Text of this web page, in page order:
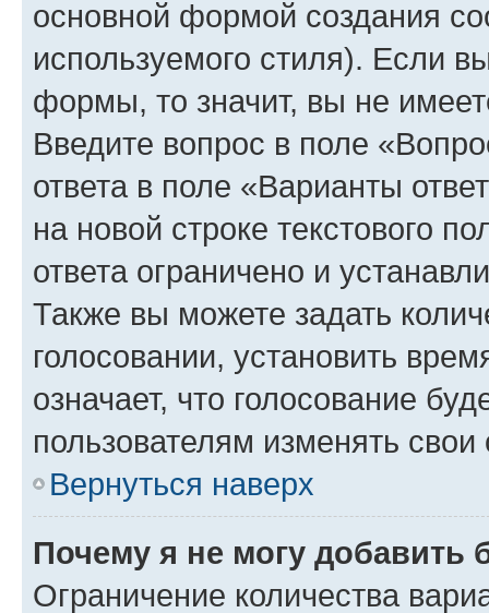
основной формой создания
используемого стиля). Если
формы, то значит, вы не
Введите вопрос в поле
ответа в поле «Варианты
на новой строке текстового
ответа ограничено и
Также вы можете задать
голосовании, установить
означает, что голосование
пользователям изменять свои
Вернуться наверх
Почему я не могу добавить
Ограничение количества